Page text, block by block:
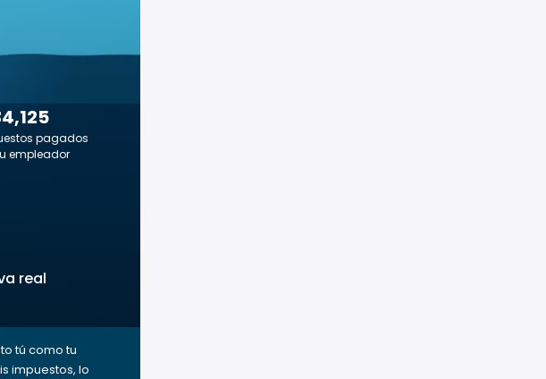
pagados
empleador
real
tú como tu
impuestos, lo